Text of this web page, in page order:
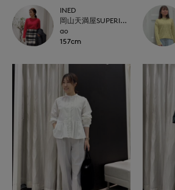
INED
岡山天満屋SUPERIORCLOSET
ao
157cm